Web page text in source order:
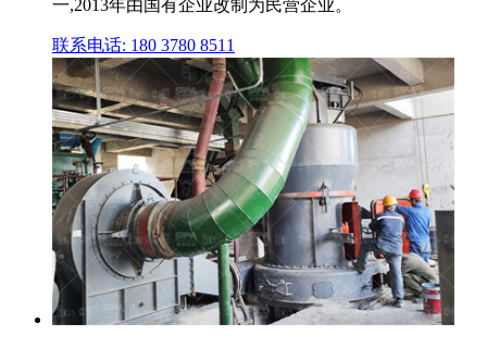
一,2013年由国有企业改制为民营企业。
联系电话: 180 3780 8511